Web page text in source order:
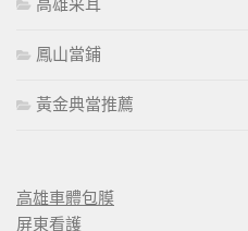
高雄采耳
鳳山當鋪
黃金典當推薦
高雄車體包膜
屏東看護